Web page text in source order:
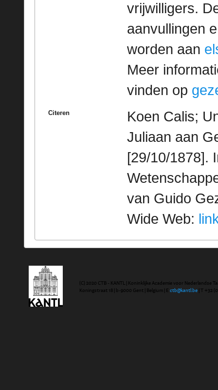
vrijwilligers.
aanvullingen
worden aan
Meer
vinden op
Citeren
Koen Calis;
Juliaan aan
[29/10/1878].
van Guido
Wide Web:
(C) 2020 CTB - KANTL | Koninklijke Academie voor Nederlandse
Koningstraat 18 | b-9000 Gent | Belgium | E ctb@kantl.be | T +32